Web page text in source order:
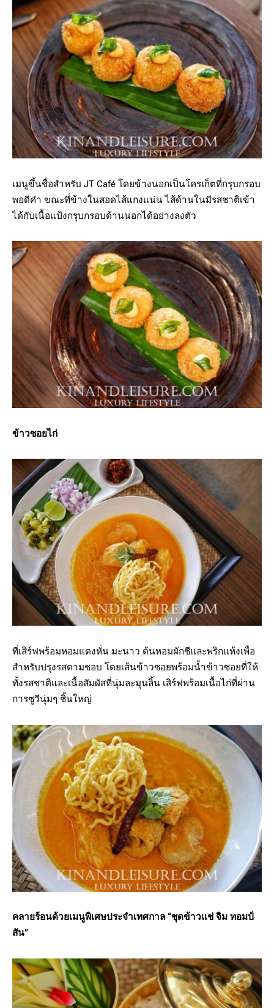
เมนูขึ้นชื่อสำหรับ JT Café โดยข้างนอกเป็นโครเก็ตที่กรุบกรอบ
พอดีคำ ขณะที่ข้างในสอดไส้แกงแน่น ไส้ด้านในมีรสชาติเข้า
ได้กับเนื้อแป้งกรุบกรอบด้านนอกได้อย่างลงตัว
ข้าวซอยไก่
ที่เสิร์ฟพร้อมหอมแดงหั่น มะนาว ต้นหอมผักชีและพริกแห้งเพื่อ
สำหรับปรุงรสตามชอบ โดยเส้นข้าวซอยพร้อมน้ำข้าวซอยที่ให้
ทั้งรสชาติและเนื้อสัมผัสที่นุ่มละมุนลิ้น เสิร์ฟพร้อมเนื้อไก่ที่ผ่าน
การซูวีนุ่มๆ ชิ้นใหญ่
คลายร้อนด้วยเมนูพิเศษประจำเทศกาล “ชุดข้าวแช่ จิม ทอมป์
สัน”